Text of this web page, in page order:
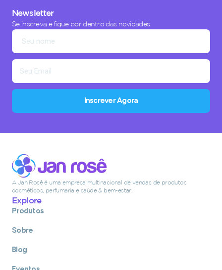
Newsletter
Se inscreva e fique por dentro das novidades
Inscrever Agora
A Jan Rosê é uma empresa multinacional de vendas de produtos
cosméticos, perfumaria e saúde & bem-estar.
Explore
Produtos
Sobre
Blog